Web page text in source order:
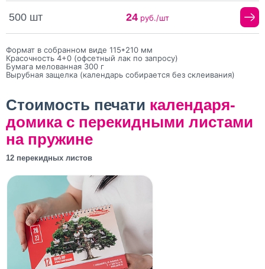
500 шт 24руб./шт
Формат в собранном виде 115*210 мм
Красочность 4+0 (офсетный лак по запросу)
Бумага мелованная 300 г
Вырубная защелка (календарь собирается без склеивания)
Стоимость печати календаря-
домика с перекидными листами
на пружине
12 перекидных листов